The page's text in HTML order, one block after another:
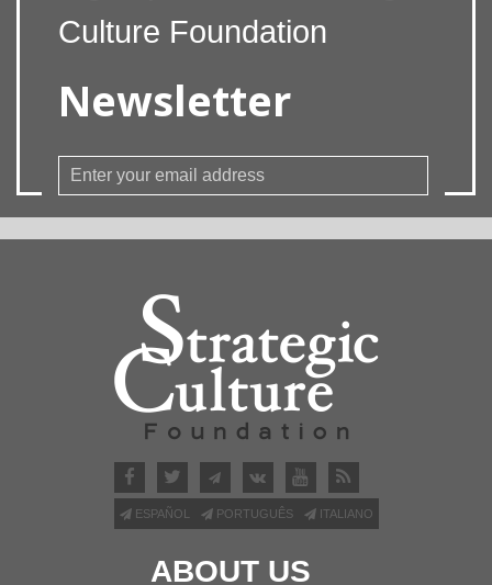
Culture Foundation
Newsletter
ESPAÑOL PORTUGUÊS ITALIANO
ABOUT US